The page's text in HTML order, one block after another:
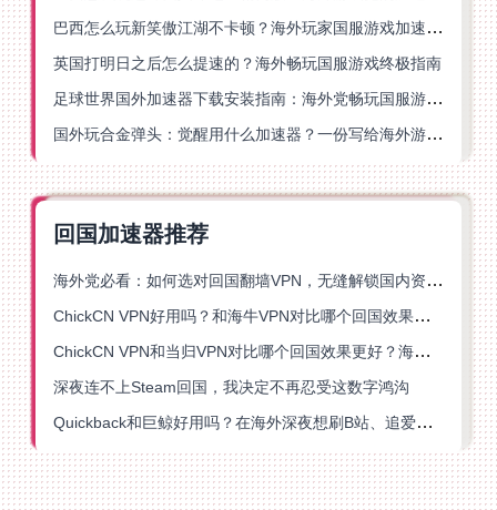
巴西怎么玩新笑傲江湖不卡顿？海外玩家国服游戏加速终极指南（附猫和老鼠一梦江湖实测）
英国打明日之后怎么提速的？海外畅玩国服游戏终极指南
足球世界国外加速器下载安装指南：海外党畅玩国服游戏的终极解决方案
国外玩合金弹头：觉醒用什么加速器？一份写给海外游子的畅玩指南
回国加速器推荐
海外党必看：如何选对回国翻墙VPN，无缝解锁国内资源？
ChickCN VPN好用吗？和海牛VPN对比哪个回国效果更好？
ChickCN VPN和当归VPN对比哪个回国效果更好？海外党亲测后选了它
深夜连不上Steam回国，我决定不再忍受这数字鸿沟
Quickback和巨鲸好用吗？在海外深夜想刷B站、追爱奇艺的你，或许正需要这份答案